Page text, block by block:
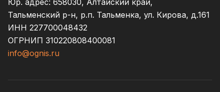
Юр. адрес: 658030, Алтайский край,
Тальменский р-н, р.п. Тальменка, ул. Кирова, д.161
ИНН 227700048432
ОГРНИП 310220808400081
info@ognis.ru